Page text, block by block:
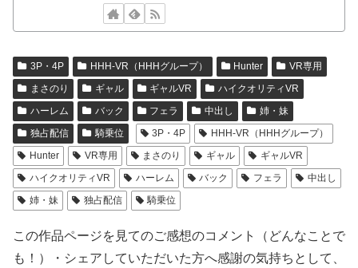
3P・4P HHH-VR（HHHグループ） Hunter
VR専用
まさのり
ギャル ギャルVR
ハイクオリティVR
ハーレム
バック フェラ 中出し
姉・妹
独占配信
騎乗位 3P・4P
HHH-VR（HHHグループ）
Hunter
VR専用 まさのり ギャル
ギャルVR
ハイクオリティVR
ハーレム バック フェラ
中出し
姉・妹
独占配信 騎乗位
この作品ページを見てのご感想のコメント（どんなことで
も！）・シェアしていただいた方へ感謝の気持ちとして、